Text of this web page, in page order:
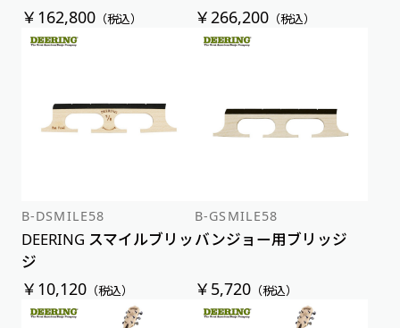
￥162,800（税込） ￥266,200 （税込）
B-DSMILE58
DEERING スマイルブリッ
ジ
￥10,120（税込）
B-GSMILE58
バンジョー用ブリッジ
￥5,720 （税込）